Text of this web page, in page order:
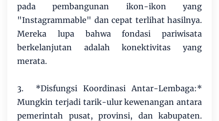
pada pembangunan ikon-ikon yang
"Instagrammable" dan cepat terlihat hasilnya.
Mereka lupa bahwa fondasi pariwisata
berkelanjutan adalah konektivitas yang
merata.
3. *Disfungsi Koordinasi Antar-Lembaga:*
Mungkin terjadi tarik-ulur kewenangan antara
pemerintah pusat, provinsi, dan kabupaten.